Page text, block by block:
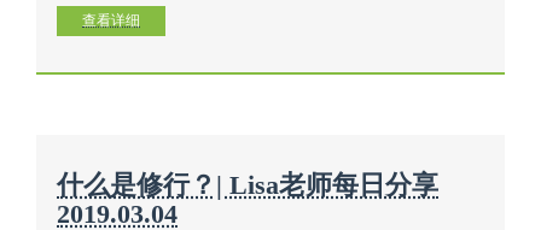
是自己上去的，不要刻意调整和加快速度。重要的是感
查看详细
什么是修行？| Lisa老师每日分享
2019.03.04